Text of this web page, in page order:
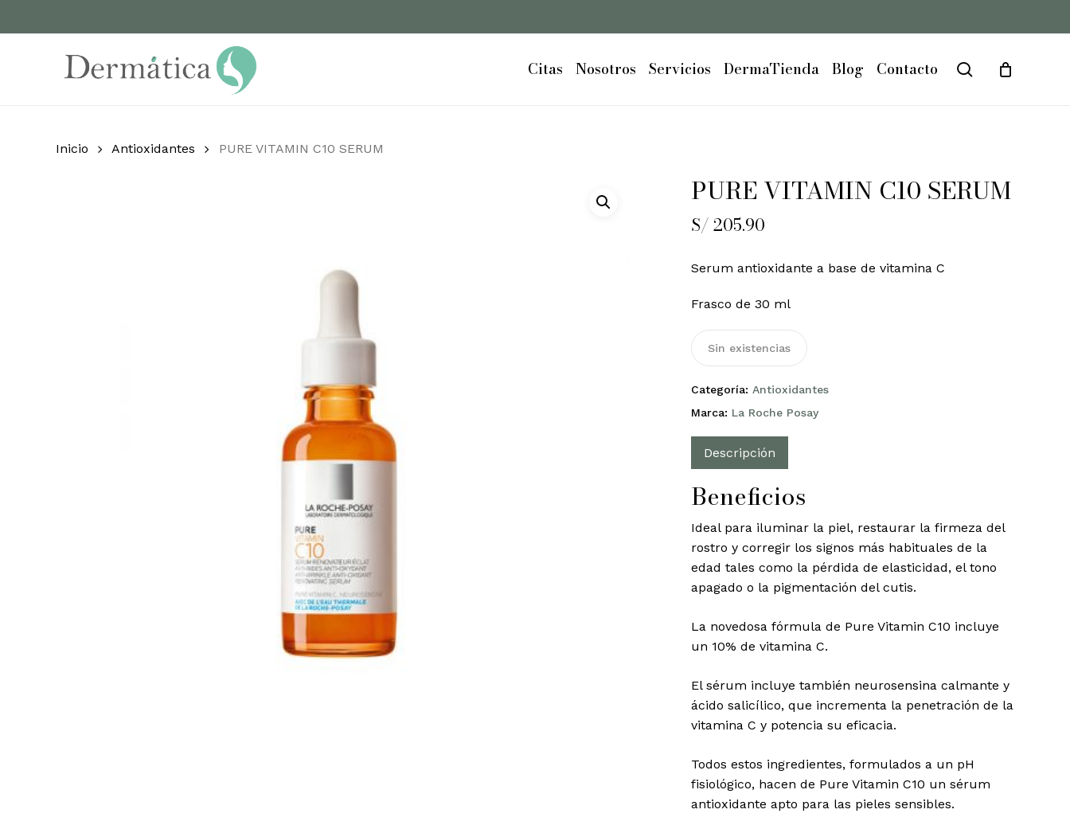
Citas Nosotros Servicios DermaTienda Blog Contacto search
Cart Close
Inicio Antioxidantes PURE VITAMIN C10 SERUM
PURE VITAMIN C10 SERUM
S/205.90
Serum antioxidante a base de vitamina C
Frasco de 30 ml
Sin existencias
Categoría: Antioxidantes
Marca: La Roche Posay
Descripción
Beneficios
Ideal para iluminar la piel, restaurar la firmeza del
rostro y corregir los signos más habituales de la
edad tales como la pérdida de elasticidad, el tono
apagado o la pigmentación del cutis.
La novedosa fórmula de Pure Vitamin C10 incluye
un 10% de vitamina C.
El sérum incluye también neurosensina calmante y
ácido salicílico, que incrementa la penetración de la
vitamina C y potencia su eficacia.
Todos estos ingredientes, formulados a un pH
fisiológico, hacen de Pure Vitamin C10 un sérum
antioxidante apto para las pieles sensibles.